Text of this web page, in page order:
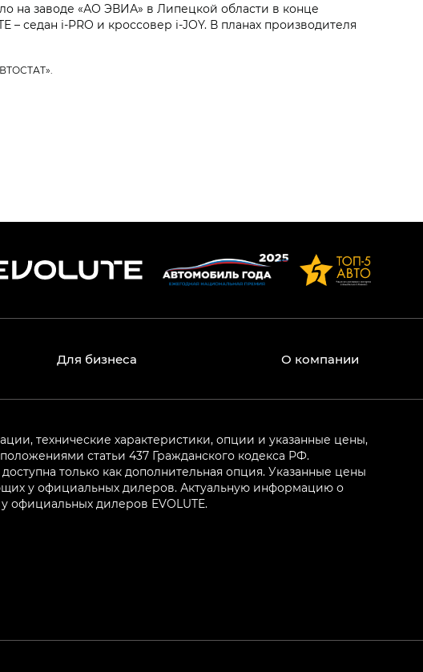
на заводе «АО ЭВИА» в Липецкой области в конце
седан i‑PRO и кроссовер i‑JOY. В планах производителя
Для бизнеса О компании
технические характеристики, опции и указанные цены,
статьи 437 Гражданского кодекса РФ.
только как дополнительная опция. Указанные цены
у официальных дилеров. Актуальную информацию о
официальных дилеров EVOLUTE.